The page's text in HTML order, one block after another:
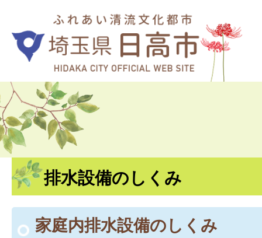
排水設備のしくみ
家庭内排水設備のしくみ